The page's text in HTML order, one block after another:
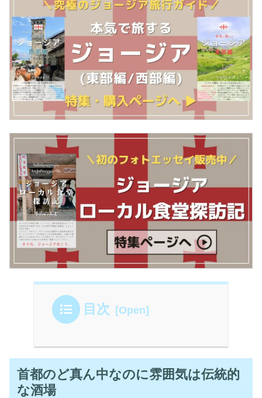
目次
首都のど真ん中なのに雰囲気は伝統的
な酒場